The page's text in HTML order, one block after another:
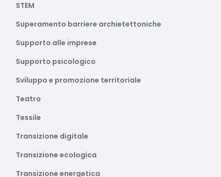
STEM
Superamento barriere archietettoniche
Supporto alle imprese
Supporto psicologico
Sviluppo e promozione territoriale
Teatro
Tessile
Transizione digitale
Transizione ecologica
Transizione energetica